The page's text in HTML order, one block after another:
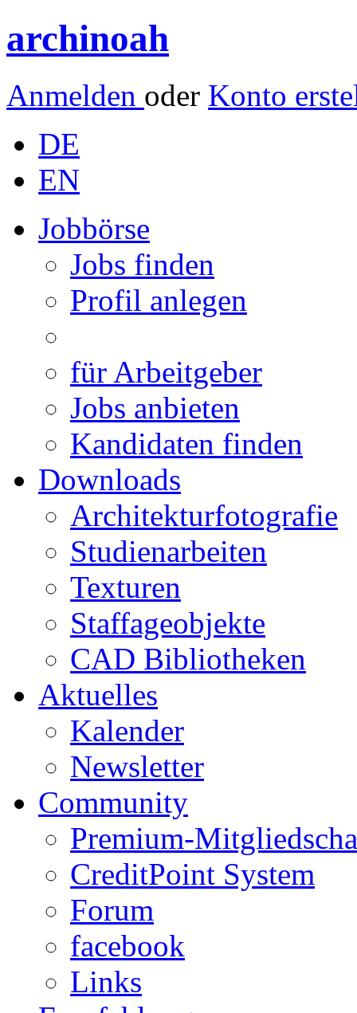
archinoah
Anmelden oder Konto
DE
EN
Jobbörse
Jobs finden
Profil anlegen
für Arbeitgeber
Jobs anbieten
Kandidaten finden
Downloads
Architekturfotografie
Studienarbeiten
Texturen
Staffageobjekte
CAD Bibliotheken
Aktuelles
Kalender
Newsletter
Community
Premium-
CreditPoint System
Forum
facebook
Links